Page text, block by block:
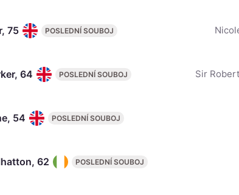
75 POSLEDNÍ SOUBOJ
64 POSLEDNÍ SOUBOJ Sir
54 POSLEDNÍ SOUBOJ
62 POSLEDNÍ SOUBOJ